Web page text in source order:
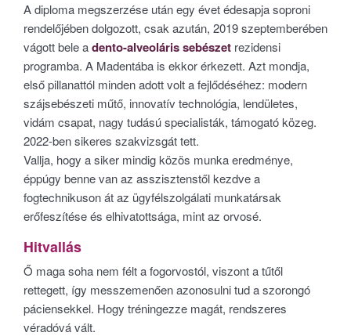
A diploma megszerzése után egy évet édesapja soproni
rendelőjében dolgozott, csak azután, 2019 szeptemberében
vágott bele adento-alveoláris sebészet rezidensi
programba. A Madentába is ekkor érkezett. Azt mondja,
első pillanattól minden adott volt a fejlődéséhez: modern
szájsebészeti műtő, innovatív technológia, lendületes,
vidám csapat, nagy tudású specialisták, támogató közeg.
2022-ben sikeres szakvizsgát tett.
Vallja, hogy a siker mindig közös munka eredménye,
éppúgy benne van az asszisztenstől kezdve a
fogtechnikuson át az ügyfélszolgálati munkatársak
erőfeszítése és elhivatottsága, mint az orvosé.
Hitvallás
Ő maga soha nem félt a fogorvostól, viszont a tűtől
rettegett, így messzemenően azonosulni tud a szorongó
páciensekkel. Hogy tréningezze magát, rendszeres
véradóvá vált.